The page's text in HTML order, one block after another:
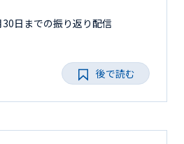
30日までの振り返り配信
後で読む